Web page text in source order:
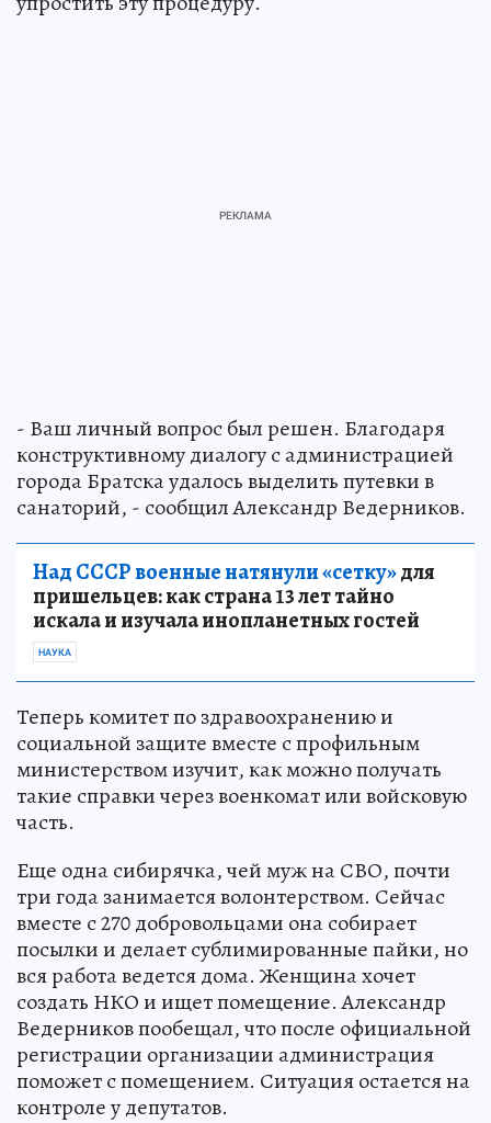
- Ваш личный вопрос был решен. Благодаря
конструктивному диалогу с администрацией
города Братска удалось выделить путевки в
санаторий, - сообщил Александр Ведерников.
Над СССР военные натянули «сетку»для
пришельцев: как страна 13 лет тайно
искала и изучала инопланетных гостей
НАУКА
Теперь комитет по здравоохранению и
социальной защите вместе с профильным
министерством изучит, как можно получать
такие справки через военкомат или войсковую
часть.
Еще одна сибирячка, чей муж на СВО, почти
три года занимается волонтерством. Сейчас
вместе с 270 добровольцами она собирает
посылки и делает сублимированные пайки, но
вся работа ведется дома. Женщина хочет
создать НКО и ищет помещение. Александр
Ведерников пообещал, что после официальной
регистрации организации администрация
поможет с помещением. Ситуация остается на
контроле у депутатов.